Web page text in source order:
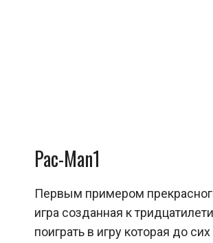
Pac-Man1
Первым примером
игра созданная к
поиграть в игру которая до